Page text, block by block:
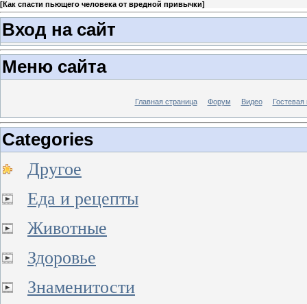
[Как спасти пьющего человека от вредной привычки]
Вход на сайт
Меню сайта
Главная страница Форум Видео Гостевая
Categories
Другое
Еда и рецепты
Животные
Здоровье
Знаменитости